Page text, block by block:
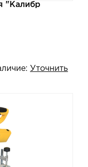
"Калибр
Уточнить